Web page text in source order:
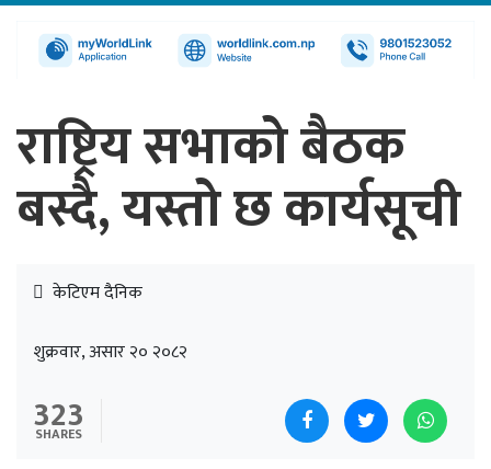
राष्ट्रिय सभाको बैठक
बस्दै, यस्तो छ कार्यसूची
केटिएम दैनिक
शुक्रवार, असार २० २०८२
323
SHARES